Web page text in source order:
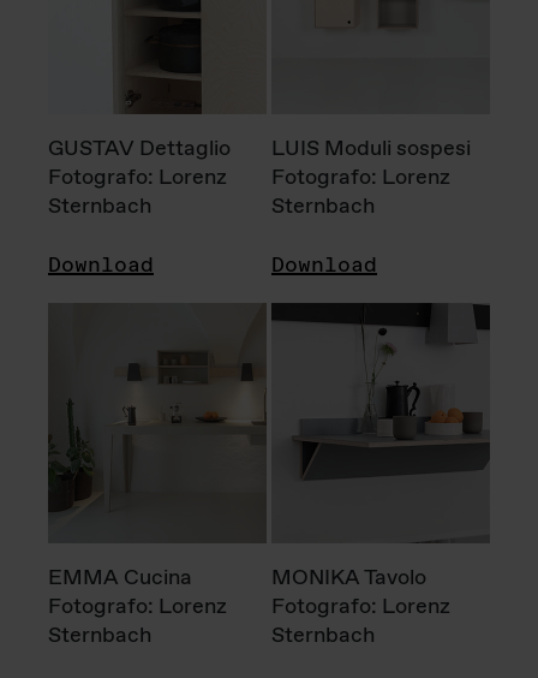
GUSTAV Dettaglio
Fotografo: Lorenz
Sternbach
Download
LUIS Moduli sospesi
Fotografo: Lorenz
Sternbach
Download
EMMA Cucina
Fotografo: Lorenz
Sternbach
MONIKA Tavolo
Fotografo: Lorenz
Sternbach